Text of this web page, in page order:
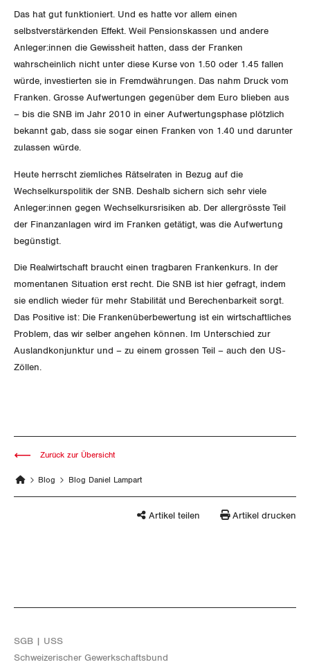
Das hat gut funktioniert. Und es hatte vor allem einen
selbstverstärkenden Effekt. Weil Pensionskassen und andere
Anleger:innen die Gewissheit hatten, dass der Franken
wahrscheinlich nicht unter diese Kurse von 1.50 oder 1.45 fallen
würde, investierten sie in Fremdwährungen. Das nahm Druck vom
Franken. Grosse Aufwertungen gegenüber dem Euro blieben aus
– bis die SNB im Jahr 2010 in einer Aufwertungsphase plötzlich
bekannt gab, dass sie sogar einen Franken von 1.40 und darunter
zulassen würde.
Heute herrscht ziemliches Rätselraten in Bezug auf die
Wechselkurspolitik der SNB. Deshalb sichern sich sehr viele
Anleger:innen gegen Wechselkursrisiken ab. Der allergrösste Teil
der Finanzanlagen wird im Franken getätigt, was die Aufwertung
begünstigt.
Die Realwirtschaft braucht einen tragbaren Frankenkurs. In der
momentanen Situation erst recht. Die SNB ist hier gefragt, indem
sie endlich wieder für mehr Stabilität und Berechenbarkeit sorgt.
Das Positive ist: Die Frankenüberbewertung ist ein wirtschaftliches
Problem, das wir selber angehen können. Im Unterschied zur
Auslandkonjunktur und – zu einem grossen Teil – auch den US-
Zöllen.
Blog Blog Daniel Lampart
Zurück zur Übersicht
Artikel teilen Artikel drucken
SGB | USS
Schwei­ze­ri­scher Ge­werk­schafts­bund